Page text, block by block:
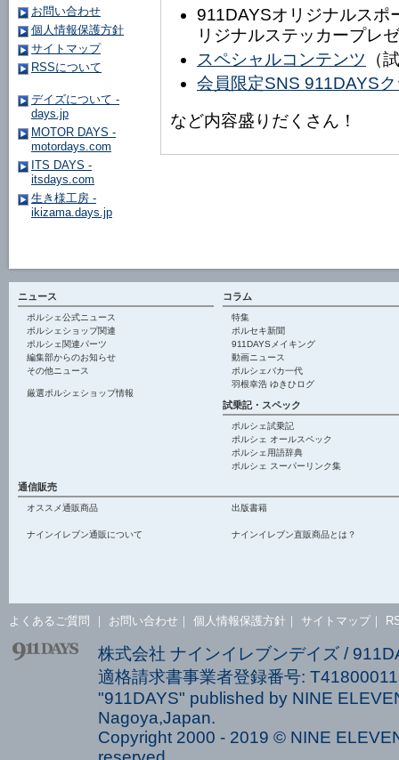
911DAYSオリジナルスポ
リジナルステッカープレ
スペシャルコンテンツ （
会員限定SNS 911DAYS
など内容盛りだくさん！
お問い合わせ
個人情報保護方針
サイトマップ
RSSについて
デイズについて -
days.jp
MOTOR DAYS -
motordays.com
ITS DAYS -
itsdays.com
生き様工房 -
ikizama.days.jp
ニュース
ポルシェ公式ニュース
ポルシェショップ関連
ポルシェ関連パーツ
編集部からのお知らせ
その他ニュース
厳選ポルシェショップ情報
コラム
特集
ポルセキ新聞
911DAYSメイキング
動画ニュース
ポルシェバカ一代
羽根幸浩 ゆきひログ
試乗記・スペック
ポルシェ試乗記
ポルシェ オールスペック
ポルシェ用語辞典
ポルシェ スーパーリンク集
通信販売
オススメ通販商品 出版書籍
ナインイレブン通販について ナインイレブン直販商品とは？
よくあるご質問 お問い合わせ 個人情報保護方針 サイトマップ｜
株式会社 ナインイレブンデイズ /
適格請求書事業者登録番号:
"911DAYS" published by NINE
Nagoya,Japan.
Copyright 2000 - 2019 © NINE